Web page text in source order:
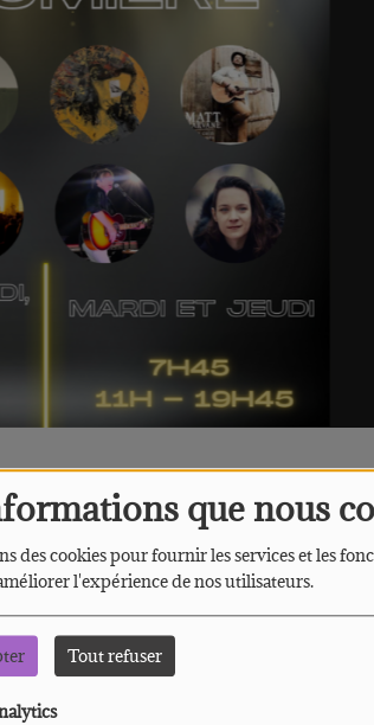
que nous
des cookies pour fournir les services et les
l'expérience de nos utilisateurs.
Tout refuser
9h - 15h et 19h45
en lumière par Jonas